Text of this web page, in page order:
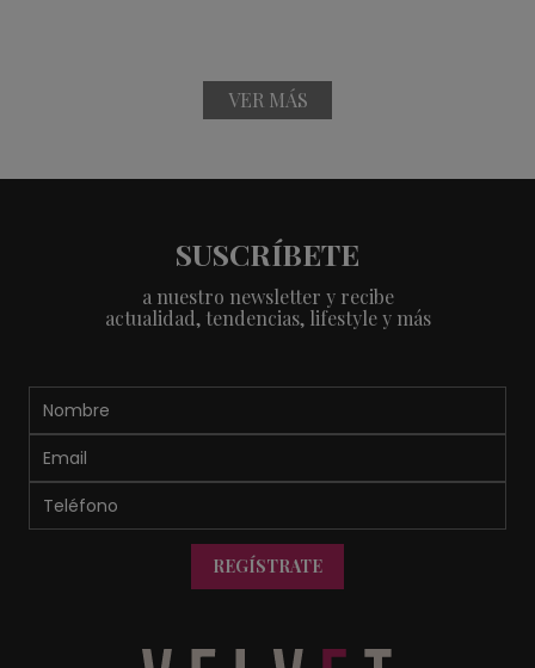
VER MÁS
SUSCRÍBETE
a nuestro newsletter y recibe
actualidad, tendencias, lifestyle y más
REGÍSTRATE